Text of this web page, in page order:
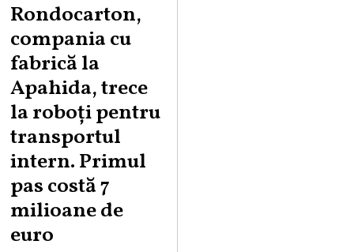
G
T
7
2
Rondocarton,
compania cu
fabrică la
Apahida, trece
la roboți pentru
transportul
intern. Primul
pas costă 7
milioane de
euro